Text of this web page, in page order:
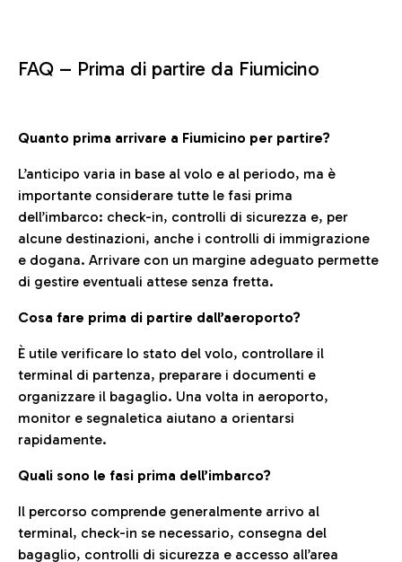
FAQ – Prima di partire da Fiumicino
Quanto prima arrivare a Fiumicino per partire?
L’anticipo varia in base al volo e al periodo, ma è
importante considerare tutte le fasi prima
dell’imbarco: check-in, controlli di sicurezza e, per
alcune destinazioni, anche i controlli di immigrazione
e dogana. Arrivare con un margine adeguato permette
di gestire eventuali attese senza fretta.
Cosa fare prima di partire dall’aeroporto?
È utile verificare lo stato del volo, controllare il
terminal di partenza, preparare i documenti e
organizzare il bagaglio. Una volta in aeroporto,
monitor e segnaletica aiutano a orientarsi
rapidamente.
Quali sono le fasi prima dell’imbarco?
Il percorso comprende generalmente arrivo al
terminal, check-in se necessario, consegna del
bagaglio, controlli di sicurezza e accesso all’area